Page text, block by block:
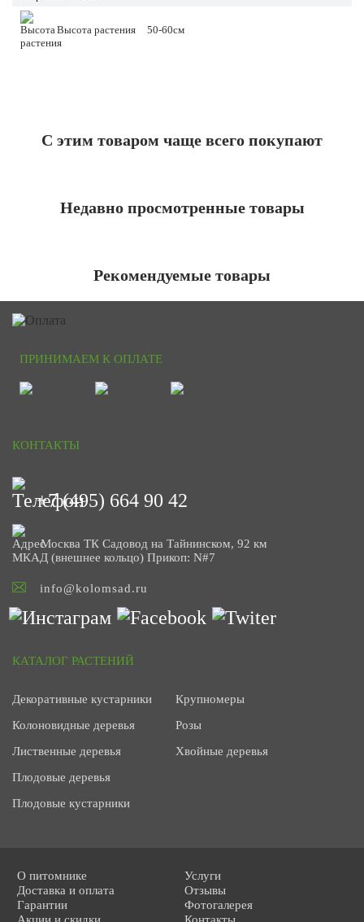
Высота растения 50-60см
С этим товаром чаще всего покупают
Недавно просмотренные товары
Рекомендуемые товары
ПРИНИМАЕМ К ОПЛАТЕ
КОНТАКТЫ
+7 (495) 664 90 42
Москва ТК Садовод на Тайнинском, 92 км
МКАД (внешнее кольцо) Прикоп: N#7
info@kolomsad.ru
КАТАЛОГ РАСТЕНИЙ
Декоративные кустарники
Колоновидные деревья
Лиственные деревья
Плодовые деревья
Плодовые кустарники
Крупномеры
Розы
Хвойные деревья
О питомнике
Услуги
Доставка и оплата
Отзывы
Гарантии
Фотогалерея